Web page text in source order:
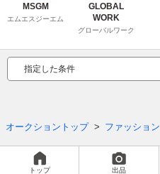
MSGM
エムエスジーエム
GLOBAL
WORK
グローバルワーク
指定した条件
オークショントップ ファッション
トップ 出品